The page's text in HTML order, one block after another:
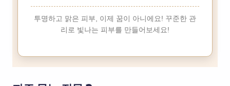
투명하고 맑은 피부, 이제 꿈이 아니에요! 꾸준한 관
리로 빛나는 피부를 만들어보세요!